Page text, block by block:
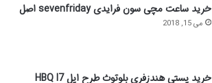
خرید ساعت مچی سون فرایدی sevenfriday اصل
می 15, 2018
خرید پستی هندزفری بلوتوث طرح اپل HBQ I7